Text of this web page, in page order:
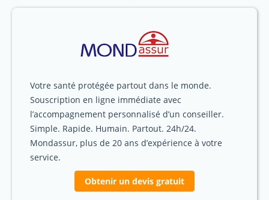
Votre santé protégée partout dans le monde.
Souscription en ligne immédiate avec
l’accompagnement personnalisé d’un conseiller.
Simple. Rapide. Humain. Partout. 24h/24.
Mondassur, plus de 20 ans d’expérience à votre
service.
Obtenir un devis gratuit